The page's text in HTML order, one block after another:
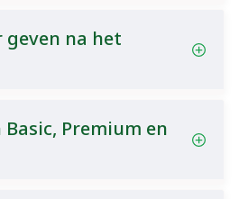
geven na het
Premium en